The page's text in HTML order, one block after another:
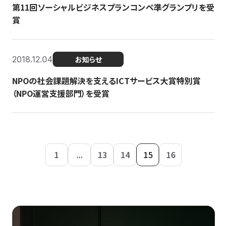
第11回ソーシャルビジネスプランコンペ準グランプリを受
賞
2018.12.04 お知らせ
NPOの社会課題解決を支えるICTサービス大賞特別賞
（NPO運営支援部門）を受賞
1 ... 13 14 15 16